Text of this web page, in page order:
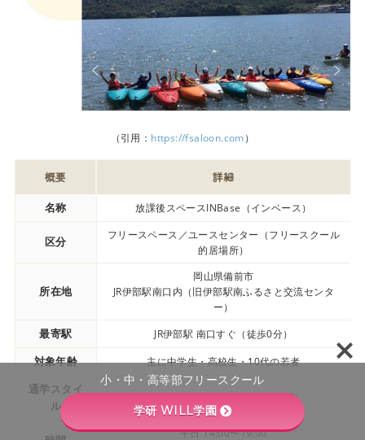
（引用： https://fsaloon.com）
概要 詳細
名称 放課後スペースINBase（インベース）
区分
フリースペース／ユースセンター（フリースクール
的居場所）
所在地
岡山県備前市
JR伊部駅南口内（旧伊部駅南ふるさと交流センタ
ー）
最寄駅 JR伊部駅 南口すぐ（徒歩0分）
対象年齢 主に中学生・高校生・10代の若者
通学スタイ
ル
通所型・自由利用型（放課後利用）
平日 14:00〜19:00
小・中・高等部フリースクール
学研 WILL学園